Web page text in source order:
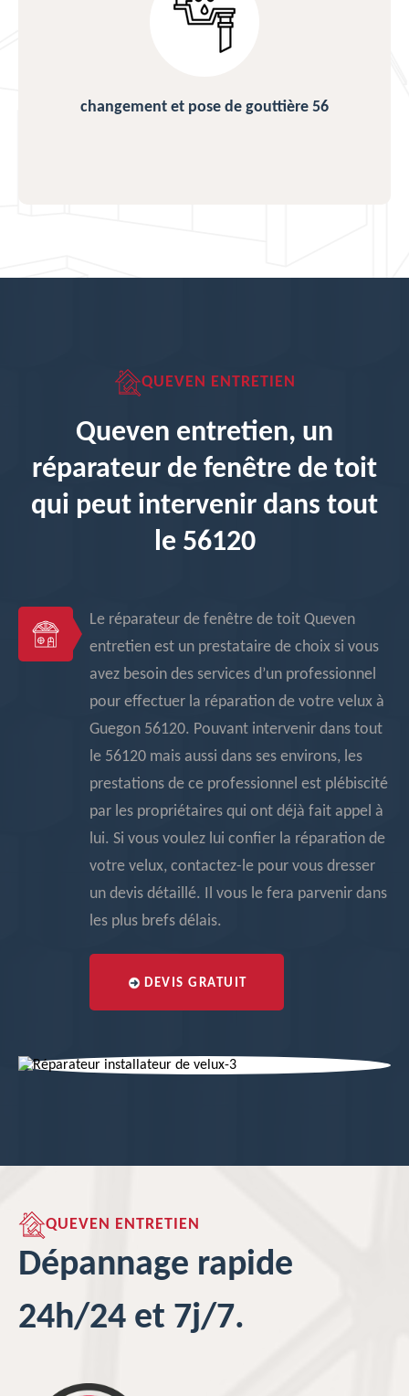
changement et pose de gouttière 56
QUEVEN ENTRETIEN
Queven entretien, un
réparateur de fenêtre de toit
qui peut intervenir dans tout
le 56120
Le réparateur de fenêtre de toit Queven
entretien est un prestataire de choix si vous
avez besoin des services d’un professionnel
pour effectuer la réparation de votre velux à
Guegon 56120. Pouvant intervenir dans tout
le 56120 mais aussi dans ses environs, les
prestations de ce professionnel est plébiscité
par les propriétaires qui ont déjà fait appel à
lui. Si vous voulez lui confier la réparation de
votre velux, contactez-le pour vous dresser
un devis détaillé. Il vous le fera parvenir dans
les plus brefs délais.
DEVIS GRATUIT
QUEVEN ENTRETIEN
Dépannage rapide
24h/24 et 7j/7.